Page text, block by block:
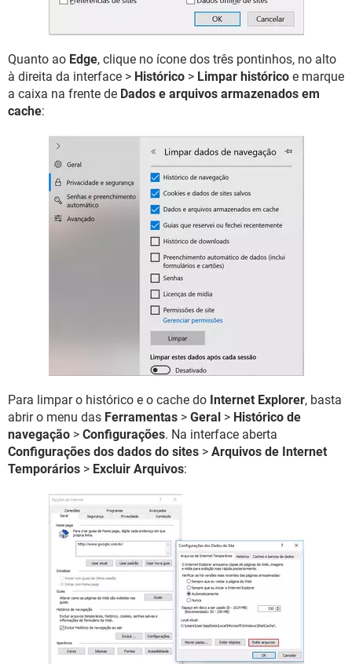
Quanto ao Edge, clique no ícone dos três pontinhos, no alto
à direita da interface > Histórico > Limpar histórico e marque
a caixa na frente de Dados e arquivos armazenados em
cache:
Para limpar o histórico e o cache do Internet Explorer, basta
abrir o menu das Ferramentas > Geral > Histórico de
navegação > Configurações. Na interface aberta
Configurações dos dados do sites > Arquivos de Internet
Temporários > Excluir Arquivos: